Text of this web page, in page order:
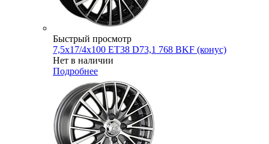
Быстрый просмотр
7,5x17/4x100 ET38 D73,1 768 BKF (конус)
Нет в наличии
Подробнее